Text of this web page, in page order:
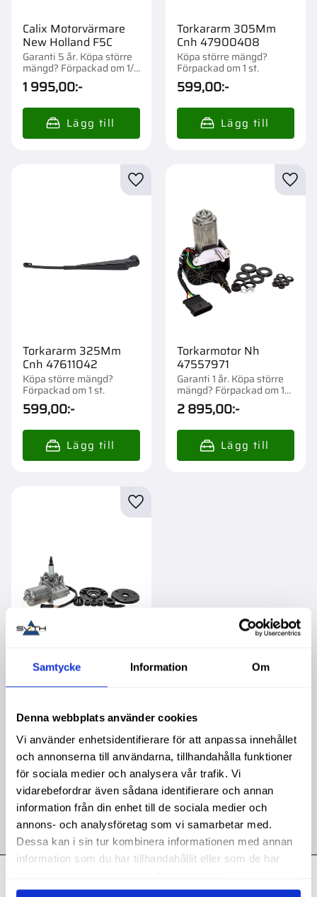
Samtycke Information Om
Denna webbplats använder cookies
Vi använder enhetsidentifierare för att anpassa innehållet
och annonserna till användarna, tillhandahålla funktioner
för sociala medier och analysera vår trafik. Vi
vidarebefordrar även sådana identifierare och annan
information från din enhet till de sociala medier och
annons- och analysföretag som vi samarbetar med.
Dessa kan i sin tur kombinera informationen med annan
information som du har tillhandahållit eller som de har
Calix Motorvärmare
New Holland F5C
Garanti 5 år. Köpa större
mängd? Förpackad om 1/1
st.
1 995,00:-
Torkararm 305Mm
Cnh 47900408
Köpa större mängd?
Förpackad om 1 st.
599,00:-
Torkararm 325Mm
Cnh 47611042
Köpa större mängd?
Förpackad om 1 st.
599,00:-
Lägg till i favoriter
Torkarmotor Nh
47557971
Garanti 1 år. Köpa större
mängd? Förpackad om 1
st.
2 895,00:-
Torkarmotor Nh
47947646
mängd? Förpackad om 1
st.
6 195,00
Lägg till i favoriter
Kontakt